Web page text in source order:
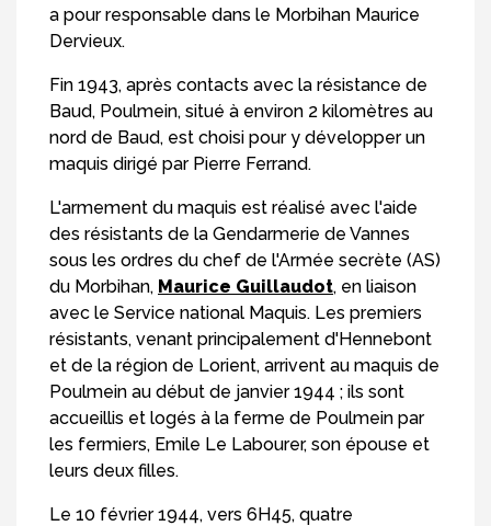
a pour responsable dans le Morbihan Maurice
Dervieux.
Fin 1943, après contacts avec la résistance de
Baud, Poulmein, situé à environ 2 kilomètres au
nord de Baud, est choisi pour y développer un
maquis dirigé par Pierre Ferrand.
L'armement du maquis est réalisé avec l'aide
des résistants de la Gendarmerie de Vannes
sous les ordres du chef de l'Armée secrète (AS)
du Morbihan, Maurice Guillaudot, en liaison
avec le Service national Maquis. Les premiers
résistants, venant principalement d'Hennebont
et de la région de Lorient, arrivent au maquis de
Poulmein au début de janvier 1944 ; ils sont
accueillis et logés à la ferme de Poulmein par
les fermiers, Emile Le Labourer, son épouse et
leurs deux filles.
Le 10 février 1944, vers 6H45, quatre